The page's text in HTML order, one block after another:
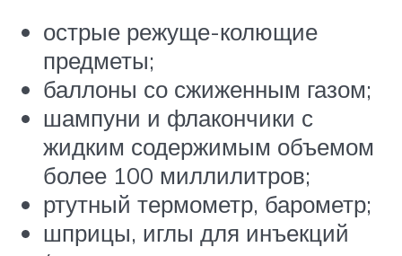
острые режуще-колющие
предметы;
баллоны со сжиженным газом;
шампуни и флакончики с
жидким содержимым объемом
более 100 миллилитров;
ртутный термометр, барометр;
шприцы, иглы для инъекций